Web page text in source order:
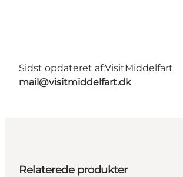
Sidst opdateret af:VisitMiddelfart
mail@visitmiddelfart.dk
Relaterede produkter